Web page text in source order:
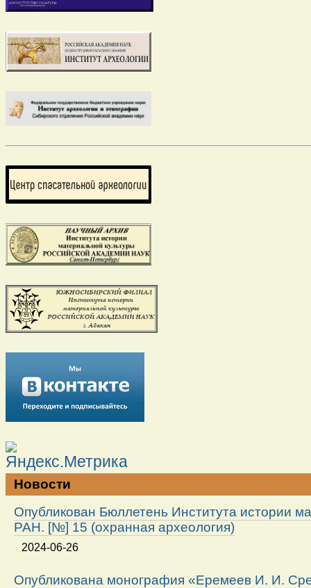
Новости
Опубликован Бюллетень Института истории
РАН. [№] 15 (охранная археология)
2024-06-26
Опубликована монография «Еремеев И. И.